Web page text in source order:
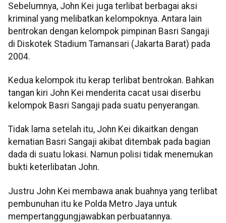
Sebelumnya, John Kei juga terlibat berbagai aksi
kriminal yang melibatkan kelompoknya. Antara lain
bentrokan dengan kelompok pimpinan Basri Sangaji
di Diskotek Stadium Tamansari (Jakarta Barat) pada
2004.
Kedua kelompok itu kerap terlibat bentrokan. Bahkan
tangan kiri John Kei menderita cacat usai diserbu
kelompok Basri Sangaji pada suatu penyerangan.
Tidak lama setelah itu, John Kei dikaitkan dengan
kematian Basri Sangaji akibat ditembak pada bagian
dada di suatu lokasi. Namun polisi tidak menemukan
bukti keterlibatan John.
Justru John Kei membawa anak buahnya yang terlibat
pembunuhan itu ke Polda Metro Jaya untuk
mempertanggungjawabkan perbuatannya.